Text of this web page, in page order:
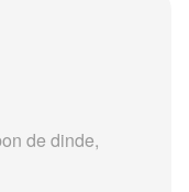
de dinde,